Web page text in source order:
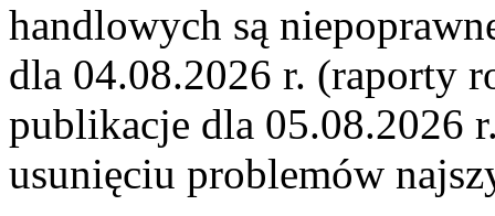
handlowych są
dla 04.08.2026 r. (raporty
publikacje dla 05.08.2026
usunięciu problemów